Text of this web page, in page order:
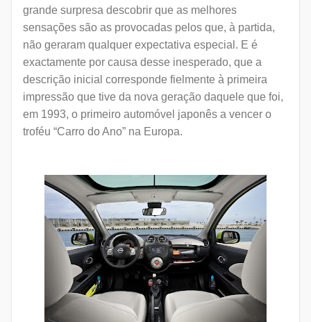
grande surpresa descobrir que as melhores
sensações são as provocadas pelos que, à partida,
não geraram qualquer expectativa especial. E é
exactamente por causa desse inesperado, que a
descrição inicial corresponde fielmente à primeira
impressão que tive da nova geração daquele que foi,
em 1993, o primeiro automóvel japonês a vencer o
troféu “Carro do Ano” na Europa.